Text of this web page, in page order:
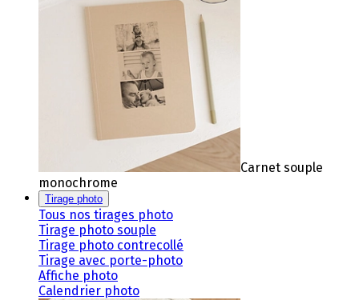
Carnet souple
monochrome
Tirage photo
Tous nos tirages photo
Tirage photo souple
Tirage photo contrecollé
Tirage avec porte-photo
Affiche photo
Calendrier photo